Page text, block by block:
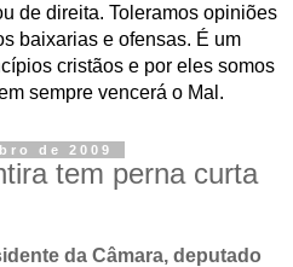
de direita. Toleramos opiniões
baixarias e ofensas. É um
cristãos e por eles somos
sempre vencerá o Mal.
de 2009
tem perna curta
da Câmara, deputado